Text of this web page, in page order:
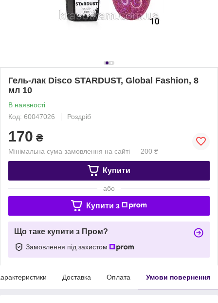
Гель-лак Disco STARDUST, Global Fashion, 8
мл 10
В наявності
Код: 60047026
Роздріб
170 ₴
Мінімальна сума замовлення на сайті — 200 ₴
Купити
або
Купити з
Що таке купити з Пром?
Замовлення під захистом
Доставка Оплата Умови повернення